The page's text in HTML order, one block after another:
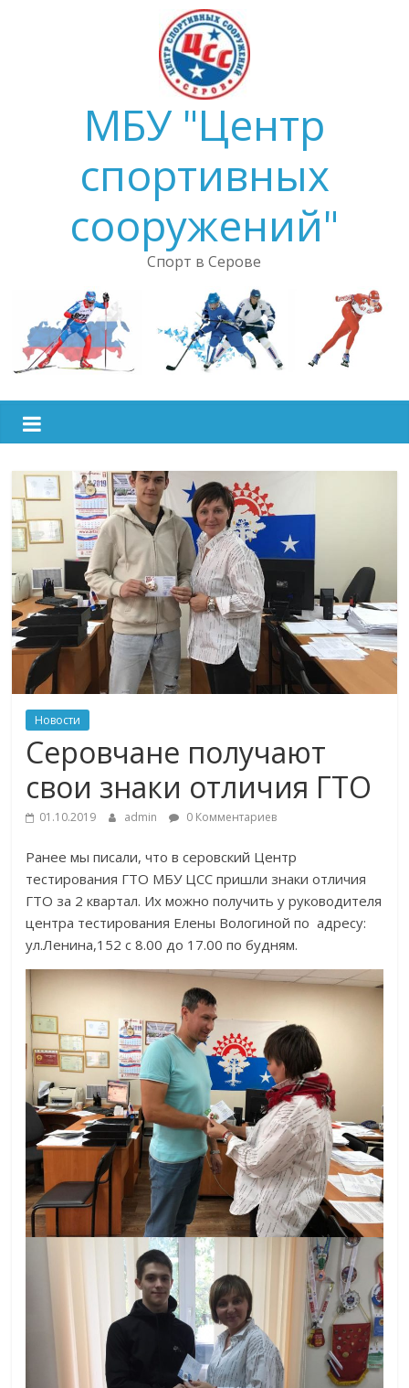
МБУ "Центр
спортивных
сооружений"
Спорт в Серове
Новости
Серовчане получают
свои знаки отличия ГТО
01.10.2019 admin 0 Комментариев
Ранее мы писали, что в серовский Центр
тестирования ГТО МБУ ЦСС пришли знаки отличия
ГТО за 2 квартал. Их можно получить у руководителя
центра тестирования Елены Вологиной по адресу:
ул.Ленина,152 с 8.00 до 17.00 по будням.